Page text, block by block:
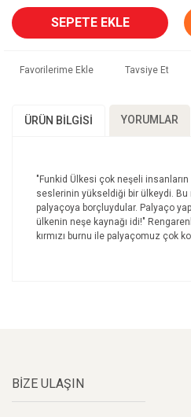
SEPETE EKLE
Tavsiye Et
ÜRÜN BILGISI YORUMLAR
"Funkid Ülkesi çok neşeli
seslerinin yükseldiği bir ülkeydi.
palyaçoya borçluydular. Palyaço
ülkenin neşe kaynağı idi!"
kırmızı burnu ile palyaçomuz çok
Ürün açıklamasında eksik
Ürün bilgilerinde hatalar
BİZE ULAŞIN